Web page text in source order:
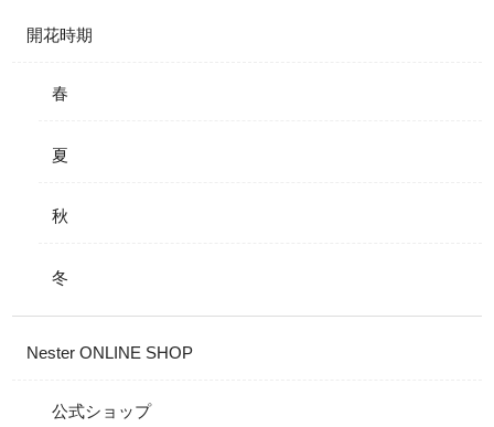
開花時期
春
夏
秋
冬
Nester ONLINE SHOP
公式ショップ